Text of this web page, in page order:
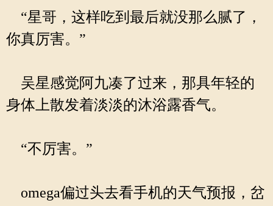
“星哥，这样吃到最后就没那么腻了，
你真厉害。”
吴星感觉阿九凑了过来，那具年轻的
身体上散发着淡淡的沐浴露香气。
“不厉害。”
omega偏过头去看手机的天气预报，岔